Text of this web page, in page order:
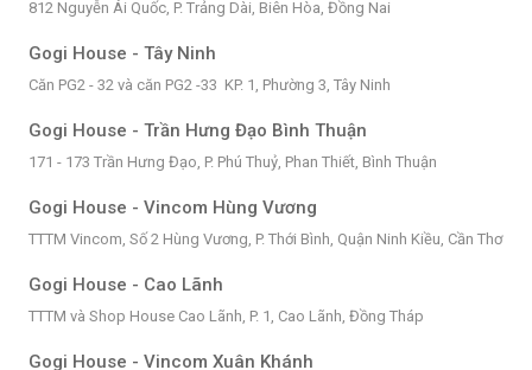
812 Nguyễn Ái Quốc, P. Trảng Dài, Biên Hòa, Đồng Nai
Gogi House - Tây Ninh
Căn PG2 - 32 và căn PG2 -33 KP. 1, Phường 3, Tây Ninh
Gogi House - Trần Hưng Đạo Bình Thuận
171 - 173 Trần Hưng Đạo, P. Phú Thuỷ, Phan Thiết, Bình Thuận
Gogi House - Vincom Hùng Vương
TTTM Vincom, Số 2 Hùng Vương, P. Thới Bình, Quận Ninh Kiều, Cần Thơ
Gogi House - Cao Lãnh
TTTM và Shop House Cao Lãnh, P. 1, Cao Lãnh, Đồng Tháp
Gogi House - Vincom Xuân Khánh